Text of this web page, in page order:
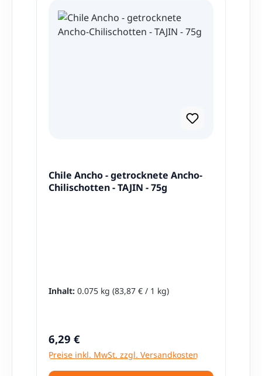
Chile Ancho - getrocknete Ancho-
Chilischotten - TAJIN - 75g
Inhalt: 0.075 kg (83,87 € / 1 kg)
Regulärer Preis:
6,29 €
Preise inkl. MwSt. zzgl. Versandkosten